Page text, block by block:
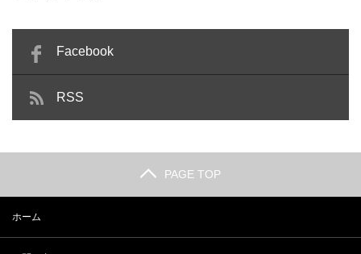
Facebook
RSS
PAGE TOP
ホーム